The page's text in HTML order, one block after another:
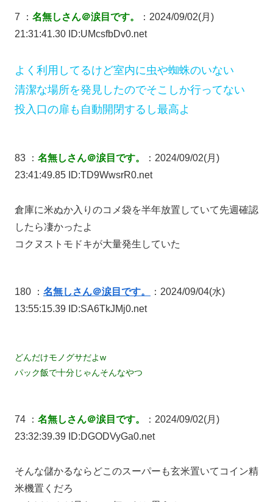
7 ： 名無しさん＠涙目です。
：2024/09/02(月)
21:31:41.30 ID:UMcsfbDv0.net
よく利用してるけど室内に虫や蜘蛛のいない
清潔な場所を発見したのでそこしか行ってない
投入口の扉も自動開閉するし最高よ
83 ： 名無しさん＠涙目です。
：2024/09/02(月)
23:41:49.85 ID:TD9WwsrR0.net
倉庫に米ぬか入りのコメ袋を半年放置していて先週確認
したら凄かったよ
コクヌストモドキが大量発生していた
180 ： 名無しさん＠涙目です。
：2024/09/04(水)
13:55:15.39 ID:SA6TkJMj0.net
どんだけモノグサだよw
パック飯で十分じゃんそんなやつ
74 ： 名無しさん＠涙目です。
：2024/09/02(月)
23:32:39.39 ID:DGODVyGa0.net
そんな儲かるならどこのスーパーも玄米置いてコイン精
米機置くだろ